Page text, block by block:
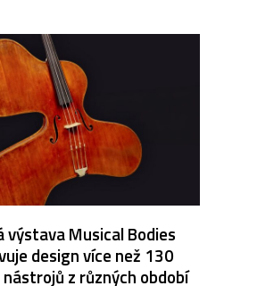
výstava Musical Bodies
design více než 130
z různých období